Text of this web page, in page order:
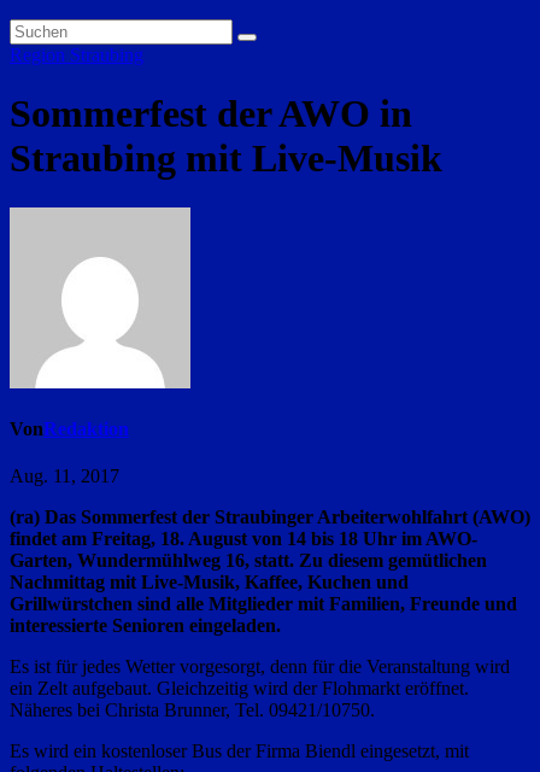
Region Straubing
Sommerfest der AWO in
Straubing mit Live-Musik
VonRedaktion
Aug. 11, 2017
(ra) Das Sommerfest der Straubinger Arbeiterwohlfahrt (AWO)
findet am Freitag, 18. August von 14 bis 18 Uhr im AWO-
Garten, Wundermühlweg 16, statt. Zu diesem gemütlichen
Nachmittag mit Live-Musik, Kaffee, Kuchen und
Grillwürstchen sind alle Mitglieder mit Familien, Freunde und
interessierte Senioren eingeladen.
Es ist für jedes Wetter vorgesorgt, denn für die Veranstaltung wird
ein Zelt aufgebaut. Gleichzeitig wird der Flohmarkt eröffnet.
Näheres bei Christa Brunner, Tel. 09421/10750.
Es wird ein kostenloser Bus der Firma Biendl eingesetzt, mit